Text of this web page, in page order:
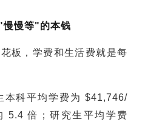
慢慢等"的本钱
板，学费和生活费就是每
本科平均学费为 $41,746/
5.4 倍；研究生平均学费